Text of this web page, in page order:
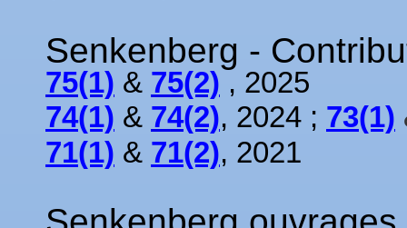
Senkenberg -
75(1) & 75(2) , 2025
74(1) & 74(2), 2024 ; 73(1)
71(1) & 71(2), 2021